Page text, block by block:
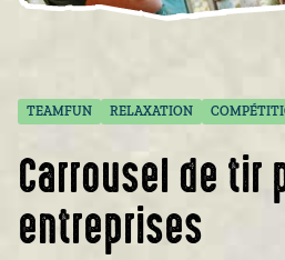
TEAMFUN RELAXATION
Carrousel de tir
entreprises